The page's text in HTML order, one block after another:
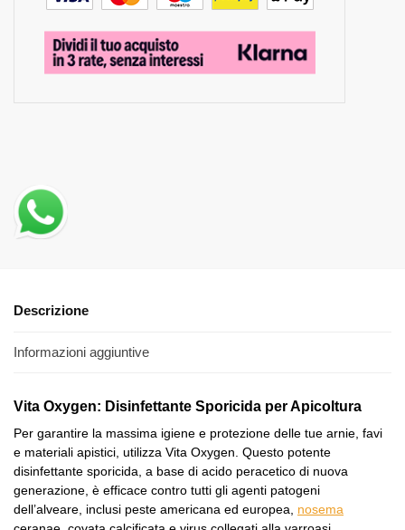
Descrizione
Informazioni aggiuntive
Vita Oxygen: Disinfettante Sporicida per Apicoltura
Per garantire la massima igiene e protezione delle tue arnie, favi
e materiali apistici, utilizza Vita Oxygen. Questo potente
disinfettante sporicida, a base di acido peracetico di nuova
generazione, è efficace contro tutti gli agenti patogeni
dell’alveare, inclusi peste americana ed europea, nosema